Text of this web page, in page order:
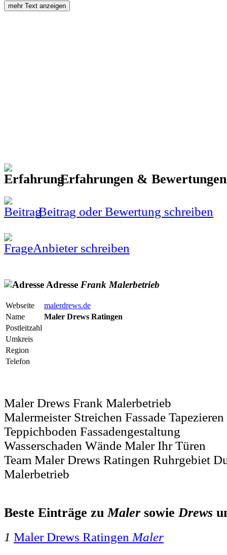
mehr Text anzeigen
Erfahrungen &
Beitrag oder Bewertung schreiben
Anbieter schreiben
Adresse Frank Malerbetrieb
Webseite
malerdrews.de
Name
Maler Drews Ratingen
Postleitzahl
Umkreis
Region
Telefon
Maler Drews Frank Malerbetrieb
Malermeister Streichen Fassade Tapezieren
Teppichboden Fassadengestaltung
Wasserschaden Wände Maler Ihr Türen
Team Maler Drews Ratingen Ruhrgebiet
Malerbetrieb
Beste Einträge zuMalersowieDrews
1 Maler Drews Ratingen Maler